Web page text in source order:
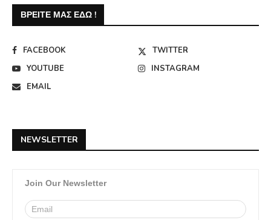
ΒΡΕΊΤΕ ΜΑΣ ΕΔΏ !
FACEBOOK
TWITTER
YOUTUBE
INSTAGRAM
EMAIL
NEWSLETTER
Join Our Newsletter